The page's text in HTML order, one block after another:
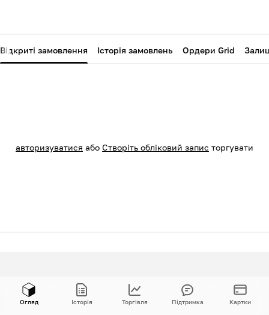
Відкриті замовлення Історія замовлень Ордери Grid
авторизуватися або Створіть обліковий запис торгувати
Огляд Історія Торгівля Підтримка Картки